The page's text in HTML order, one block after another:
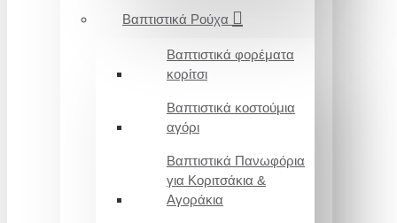
Βαπτιστικά Ρούχα
Βαπτιστικά φορέματα
κορίτσι
Βαπτιστικά κοστούμια
αγόρι
Βαπτιστικά Πανωφόρια
για Κοριτσάκια &
Αγοράκια